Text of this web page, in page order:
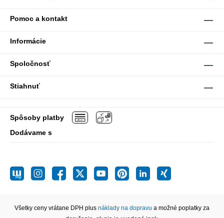
Pomoc a kontakt
Informácie
Spoločnosť
Stiahnuť
Spôsoby platby
Dodávame s
Všetky ceny vrátane DPH plus náklady na dopravu a možné poplatky za